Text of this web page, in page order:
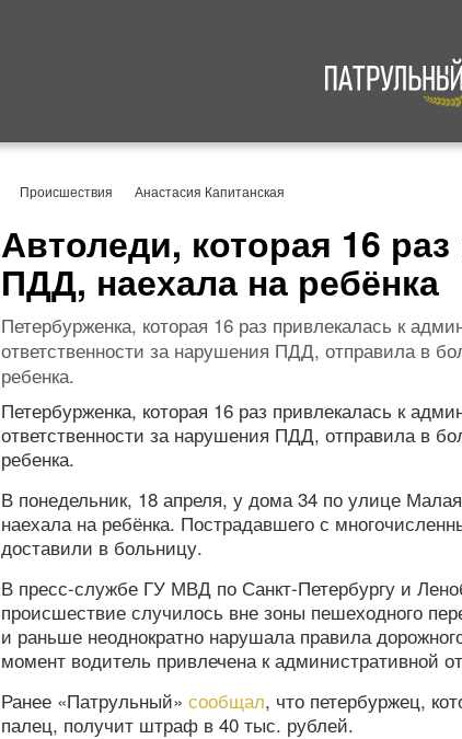
Происшествия Анастасия Капитанская
Автоледи, которая 16
ПДД, наехала на ребёнка
Петербурженка, которая 16 раз привлекалась к
ответственности за нарушения ПДД, отправила в
ребенка.
Петербурженка, которая 16 раз привлекалась к
ответственности за нарушения ПДД, отправила в
ребенка.
В понедельник, 18 апреля, у дома 34 по улице
наехала на ребёнка. Пострадавшего с
доставили в больницу.
В пресс-службе ГУ МВД по Санкт-Петербургу и
происшествие случилось вне зоны пешеходного
и раньше неоднократно нарушала правила
момент водитель привлечена к административной
Ранее «Патрульный» сообщал, что петербуржец,
палец, получит штраф в 40 тыс. рублей.